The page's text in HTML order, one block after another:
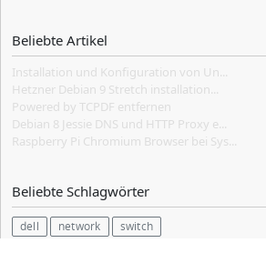
Beliebte Artikel
Installation und Konfiguration von Un...
Hetzner Debian 9 Stretch installation...
Powered by TCPDF entfernen
Debian 8 Jessie DNS und HTTP Proxy e...
Raspberry Pi Chromium Browser bei Sys...
Beliebte Schlagwörter
dell network switch